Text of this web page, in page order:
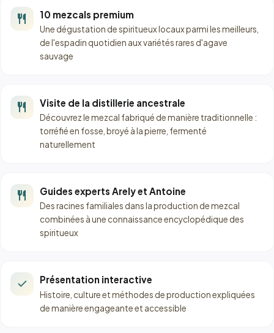
restaurant 10 mezcals premium
Une dégustation de spiritueux locaux parmi les meilleurs,
de l'espadin quotidien aux variétés rares d'agave
sauvage
restaurant Visite de la distillerie ancestrale
Découvrez le mezcal fabriqué de manière traditionnelle :
torréfié en fosse, broyé à la pierre, fermenté
naturellement
restaurant Guides experts Arely et Antoine
Des racines familiales dans la production de mezcal
combinées à une connaissance encyclopédique des
spiritueux
check Présentation interactive
Histoire, culture et méthodes de production expliquées
de manière engageante et accessible